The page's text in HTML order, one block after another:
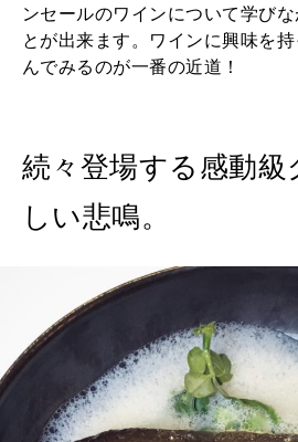
ンセールのワインについて学び
とが出来ます。ワインに興味を
んでみるのが一番の近道！
続々登場する感動
しい悲鳴。